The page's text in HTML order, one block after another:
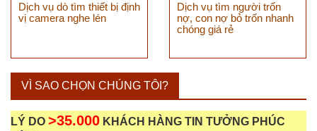
Dịch vụ dò tìm thiết bị định
vị camera nghe lén
Dịch vụ tìm người trốn
nợ, con nợ bỏ trốn nhanh
chóng giá rẻ
VÌ SAO CHỌN CHÚNG TÔI?
LÝ DO >35.000 KHÁCH HÀNG TIN TƯỞNG PHÚC